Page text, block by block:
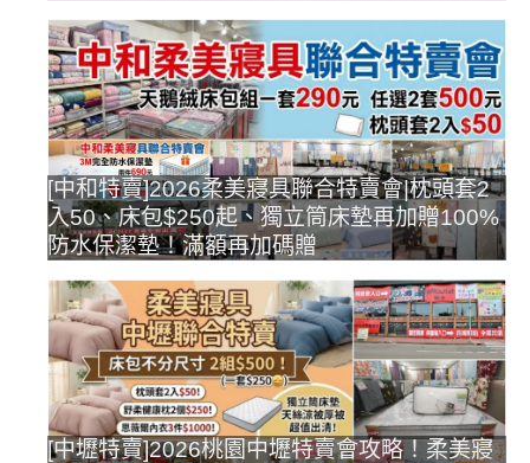
[中和特賣]2026柔美寢具聯合特賣會|枕頭套2
入50、床包$250起、獨立筒床墊再加贈100%
防水保潔墊！滿額再加碼贈
[中壢特賣]2026桃園中壢特賣會攻略！柔美寢